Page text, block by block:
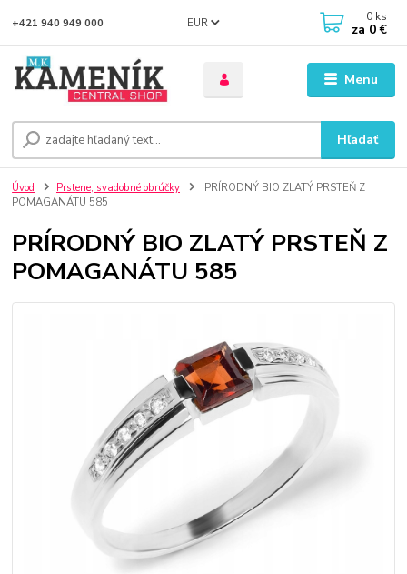
Menu
EUR
Hľadať
+421 940 949 000 0 ks
za 0 €
Úvod Prstene, svadobné obrúčky
PRÍRODNÝ BIO ZLATÝ PRSTEŇ Z
POMAGANÁTU 585
PRÍRODNÝ BIO ZLATÝ PRSTEŇ Z
POMAGANÁTU 585